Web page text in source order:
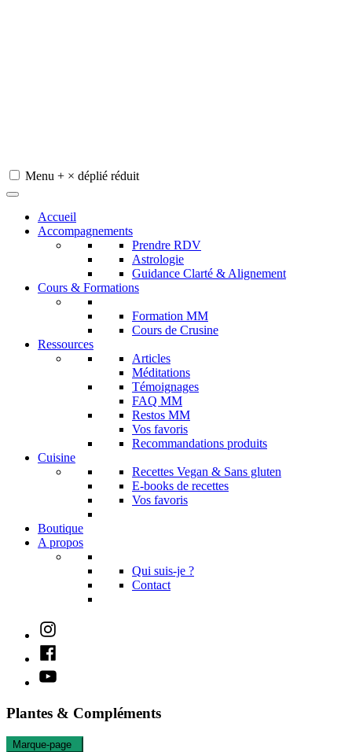
Menu + × déplié réduit
Accueil
Accompagnements
Prendre RDV
Astrologie
Guidance Clarté & Alignement
Cours & Formations
Formation MM
Cours de Crusine
Ressources
Articles
Méditations
Témoignages
FAQ MM
Restos MM
Vos favoris
Recommandations produits
Cuisine
Recettes Vegan & Sans gluten
E-books de recettes
Vos favoris
Boutique
A propos
Qui suis-je ?
Contact
Instagram
Facebook
Youtube
Plantes & Compléments
Marque-page